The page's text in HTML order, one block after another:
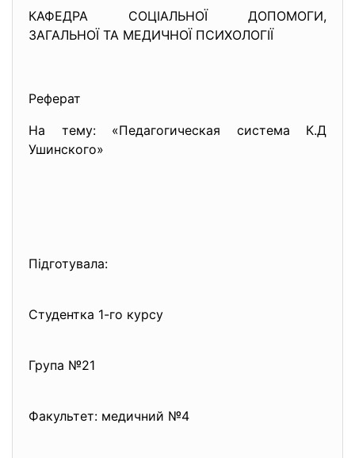
КАФЕДРА СОЦІАЛЬНОЇ ДОПОМОГИ,
ЗАГАЛЬНОЇ ТА МЕДИЧНОЇ ПСИХОЛОГІЇ
Реферат
На тему: «Педагогическая система К.Д
Ушинского»
Підготувала:
Студентка 1-го курсу
Група №21
Факультет: медичний №4